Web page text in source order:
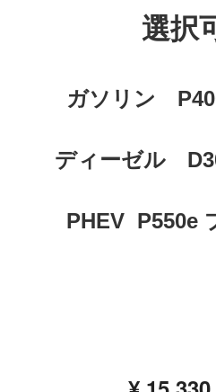
選択
ガソリン
ディーゼル
PHEV P550e